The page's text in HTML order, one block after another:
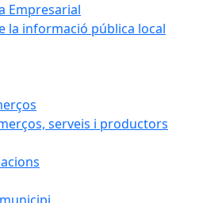
Empresarial
la informació pública local
serveis i productors